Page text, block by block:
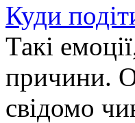
Куди
Такі
причини.
свідомо